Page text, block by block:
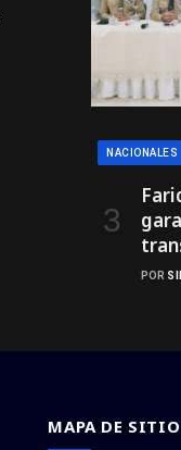
NACIONALES
POR
MAPA DE SITIO